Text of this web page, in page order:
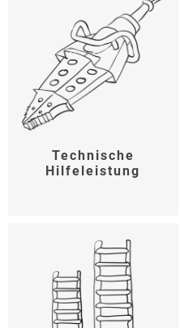
Technische
Hilfeleistung